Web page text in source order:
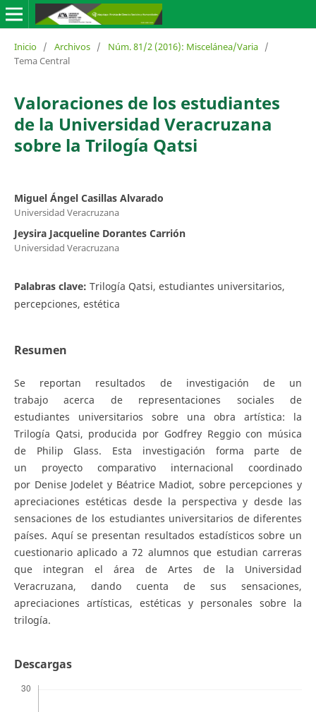
Inicio / Archivos / Núm. 81/2 (2016): Miscelánea/Varia /
Tema Central
Valoraciones de los estudiantes
de la Universidad Veracruzana
sobre la Trilogía Qatsi
Miguel Ángel Casillas Alvarado
Universidad Veracruzana
Jeysira Jacqueline Dorantes Carrión
Universidad Veracruzana
Palabras clave: Trilogía Qatsi, estudiantes universitarios,
percepciones, estética
Resumen
Se reportan resultados de investigación de un
trabajo acerca de representaciones sociales de
estudiantes universitarios sobre una obra artística: la
Trilogía Qatsi, producida por Godfrey Reggio con música
de Philip Glass. Esta investigación forma parte de
un proyecto comparativo internacional coordinado
por Denise Jodelet y Béatrice Madiot, sobre percepciones y
apreciaciones estéticas desde la perspectiva y desde las
sensaciones de los estudiantes universitarios de diferentes
países. Aquí se presentan resultados estadísticos sobre un
cuestionario aplicado a 72 alumnos que estudian carreras
que integran el área de Artes de la Universidad
Veracruzana, dando cuenta de sus sensaciones,
apreciaciones artísticas, estéticas y personales sobre la
trilogía.
Descargas